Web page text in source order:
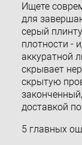
Ищете
для
серый
плотности -
аккуратной
скрывает
скрытую
доставкой
5 главных